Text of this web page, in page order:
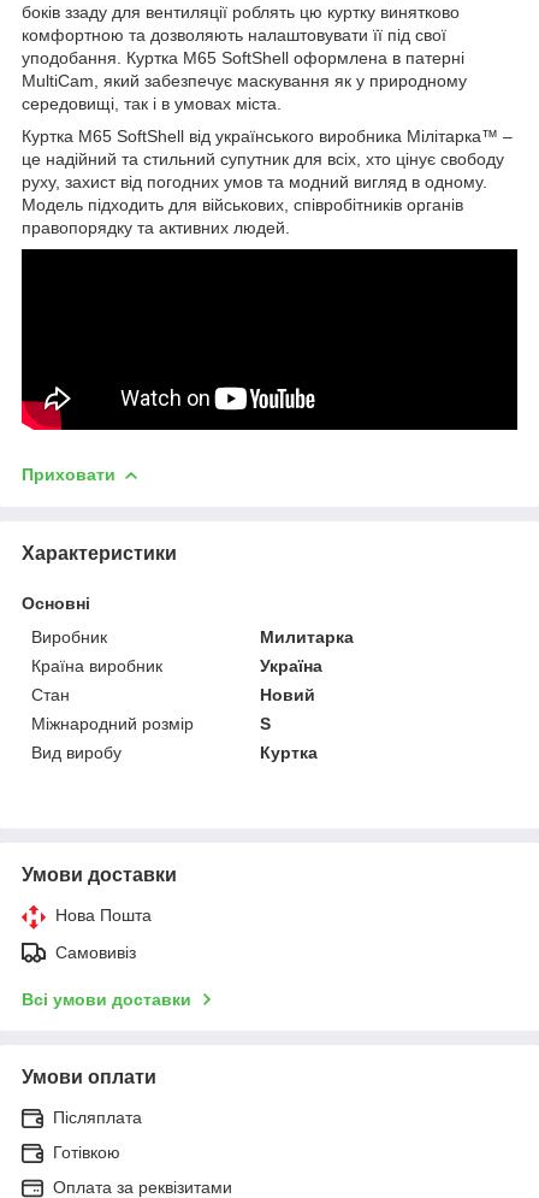
боків ззаду для вентиляції роблять цю куртку винятково
комфортною та дозволяють налаштовувати її під свої
уподобання. Куртка M65 SoftShell оформлена в патерні
MultiCam, який забезпечує маскування як у природному
середовищі, так і в умовах міста.
Куртка M65 SoftShell від українського виробника Мілітарка™ –
це надійний та стильний супутник для всіх, хто цінує свободу
руху, захист від погодних умов та модний вигляд в одному.
Модель підходить для військових, співробітників органів
правопорядку та активних людей.
Приховати
Характеристики
Основні
Виробник
Милитарка
Країна виробник
Україна
Стан
Новий
Міжнародний розмір
S
Вид виробу
Куртка
Умови доставки
Нова Пошта
Самовивіз
Всі умови доставки
Умови оплати
Післяплата
Готівкою
Оплата за реквізитами